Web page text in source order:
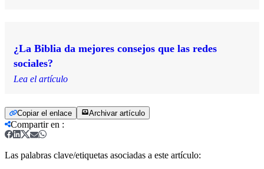
¿La Biblia da mejores consejos que las redes
sociales?
Lea el artículo
Copiar el enlace Archivar artículo
Compartir en :
Las palabras clave/etiquetas asociadas a este artículo: